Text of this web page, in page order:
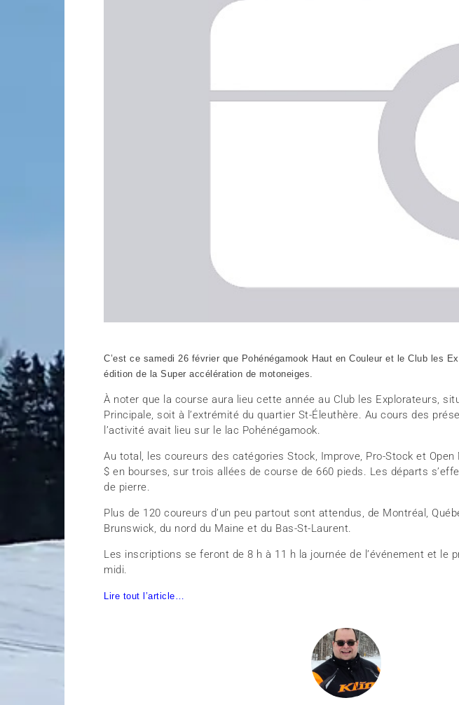
C’est ce samedi 26 février que Pohénégamook Haut en Couleur et le Club les
édition de la Super accélération de motoneiges.
À noter que la course aura lieu cette année au Club les Explorateurs,
Principale, soit à l’extrémité du quartier St-Éleuthère. Au cours des
l’activité avait lieu sur le lac Pohénégamook.
Au total, les coureurs des catégories Stock, Improve, Pro-Stock et
$ en bourses, sur trois allées de course de 660 pieds. Les départs
de pierre.
Plus de 120 coureurs d’un peu partout sont attendus, de Montréal,
Brunswick, du nord du Maine et du Bas-St-Laurent.
Les inscriptions se feront de 8 h à 11 h la journée de l’événement et le
midi.
Lire tout l’article…